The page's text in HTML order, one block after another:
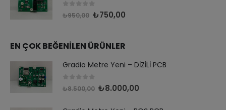
out of 5
₺950,00 ₺750,00
EN ÇOK BEĞENİLEN ÜRÜNLER
Gradio Metre Yeni – DİZİLİ PCB
out of 5
₺8.500,00 ₺8.000,00